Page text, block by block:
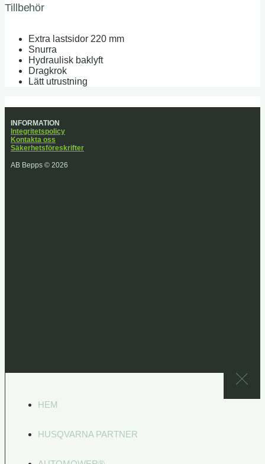
Tillbehör
Extra lastsidor 220 mm
Snurra
Hydraulisk baklyft
Dragkrok
Lätt utrustning
INFORMATION
Integritetspolicy
Kontakta oss
Säkerhetsföreskrifter
AB Bepps © 2026
HEM
HUSQVARNA PARTNER